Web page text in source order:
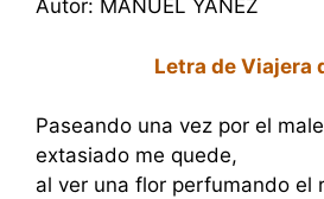
Autor: MANUEL YANEZ
Letra de Viajera
Paseando una vez por el
extasiado me quede,
al ver una flor perfumando el